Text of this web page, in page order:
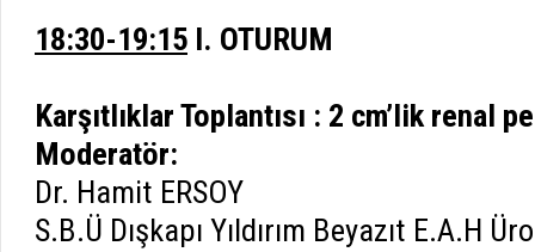
18:30-19:15 I. OTURUM
Karşıtlıklar Toplantısı : 2 cm’lik renal
Moderatör:
Dr. Hamit ERSOY
S.B.Ü Dışkapı Yıldırım Beyazıt E.A.H